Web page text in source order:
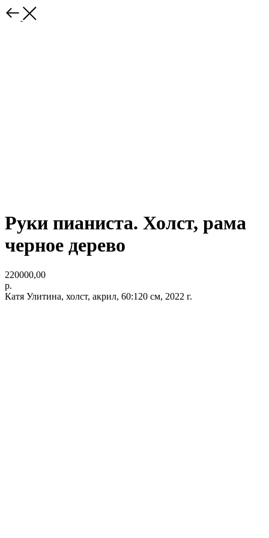
Руки пианиста. Холст, рама
черное дерево
220000,00
р.
Катя Улитина, холст, акрил, 60:120 см, 2022 г.